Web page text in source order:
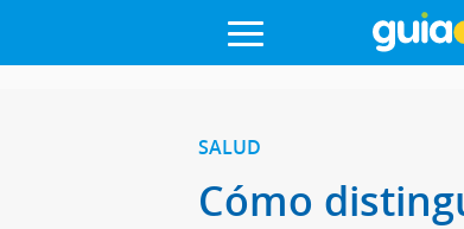
SALUD
Cómo